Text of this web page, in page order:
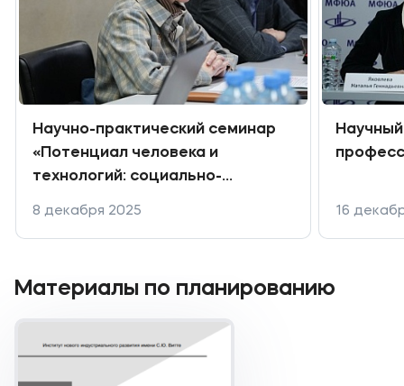
Научно-практический семинар
«Потенциал человека и
технологий: социально-
8 декабря 2025 16
Материалы по планированию